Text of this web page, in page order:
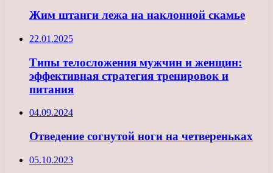
Жим штанги лежа на наклонной скамье
22.01.2025
Типы телосложения мужчин и женщин:
эффективная стратегия тренировок и
питания
04.09.2024
Отведение согнутой ноги на четвереньках
05.10.2023